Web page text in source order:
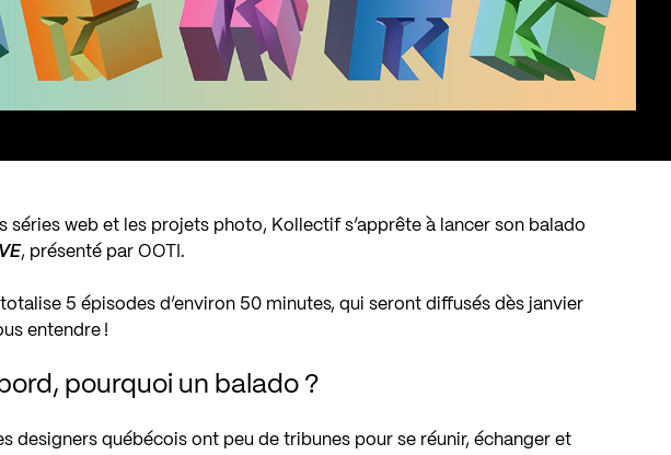
séries web et les projets photo, Kollectif s’apprête à lancer son balado
, présenté parOOTI .
5 épisodes d’environ 50 minutes, qui seront diffusés dès janvier
entendre !
pourquoi un balado ?
designers québécois ont peu de tribunes pour se réunir, échanger et